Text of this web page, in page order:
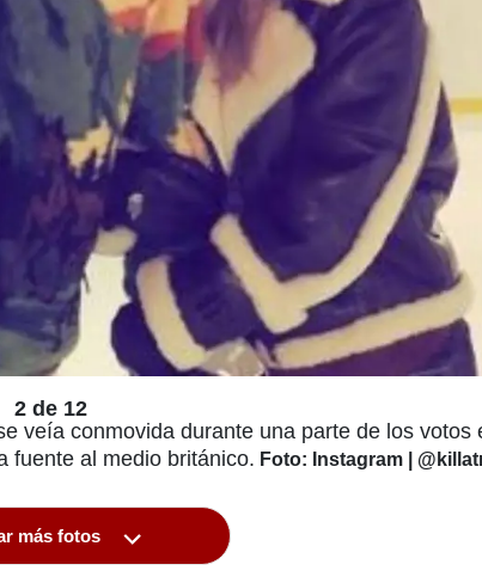
2 de 12
veía conmovida durante una parte de los votos
fuente al medio británico. Foto: Instagram |
más fotos